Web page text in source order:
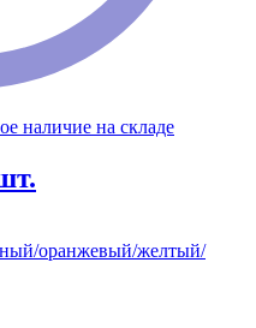
наличие на складе
оранжевый/желтый/